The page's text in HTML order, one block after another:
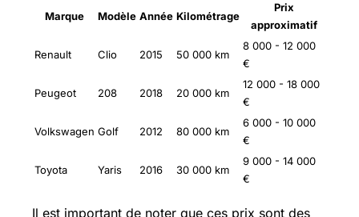
Marque Modèle Année Kilométrage
Prix
approximatif
Renault Clio 2015 50 000 km
8 000 - 12 000
€
Peugeot 208 2018 20 000 km
12 000 - 18 000
€
Volkswagen Golf 2012 80 000 km
6 000 - 10 000
€
Toyota Yaris 2016 30 000 km
9 000 - 14 000
€
Il est important de noter que ces prix sont des